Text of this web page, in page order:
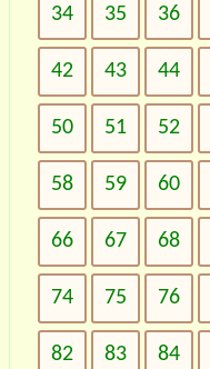
34 35 36
42 43 44
50 51 52
58 59 60
66 67 68
74 75 76
82 83 84